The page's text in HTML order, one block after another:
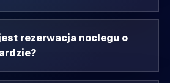
rezerwacja noclegu o